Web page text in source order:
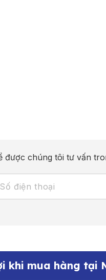
được chúng tôi tư vấn
khi mua hàng tại